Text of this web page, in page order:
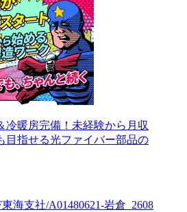
冷暖房完備！未経験から月収
目指せる光ファイバー部品の
海支社/A01480621-岩倉_2608